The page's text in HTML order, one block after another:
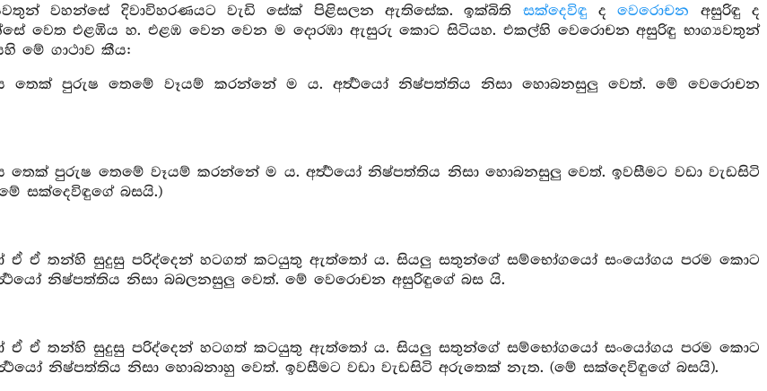
වහන්සේ දිවාවිහරණයට වැඩි සේක් පිළිසලන ඇතිසේක. ඉක්බිති සක්දෙවිඳු දවෙරොචන අසුරිඳු ද
වෙත එළඹිය හ. එළඹ වෙන වෙන ම දොරඹා ඇසුරු කොට සිටියහ. එකල්හි වෙරොචන අසුරිඳු භාග්‍යවතුන්
මේ ගාථාව කීය:
තෙක් පුරුෂ තෙමේ වෑයම් කරන්නේ ම ය. අර්‍ත්‍ථයෝ නිෂ්පත්තිය නිසා හොබනසුලු වෙත්. මේ වෙරොචන
තෙක් පුරුෂ තෙමේ වෑයම් කරන්නේ ම ය. අර්‍ත්‍ථයෝ නිෂ්පත්තිය නිසා හොබනසුලු වෙත්. ඉවසීමට වඩා වැඩසිටි
සක්දෙවිඳුගේ බසයි.)
ඒ ඒ තන්හි සුදුසු පරිද්දෙන් හටගත් කටයුතු ඇත්තෝ ය. සියලු සතුන්ගේ සම්භෝගයෝ සංයෝගය පරම කොට
නිෂ්පත්තිය නිසා බබලනසුලු වෙත්. මේ වෙරොචන අසුරිඳුගේ බස යි.
ඒ ඒ තන්හි සුදුසු පරිද්දෙන් හටගත් කටයුතු ඇත්තෝ ය. සියලු සතුන්ගේ සම්භෝගයෝ සංයෝගය පරම කොට
නිෂ්පත්තිය නිසා හොබනාහු වෙත්. ඉවසීමට වඩා වැඩසිටි අරුතෙක් නැත. (මේ සක්දෙවිඳුගේ බසයි).